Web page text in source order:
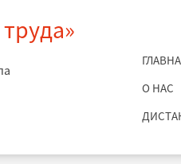
О НАС